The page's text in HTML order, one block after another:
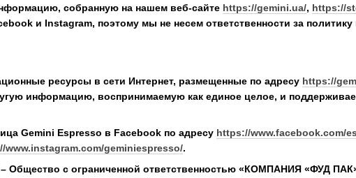
собранную на нашем веб-сайте https://gemini.ua/, https://
и Instagram, поэтому мы не несем ответственности за
ресурсы в сети Интернет, размещенные по адресу https://
информацию, воспринимаемую как единое целое, и
Gemini Espresso в Facebook по адресу https://www.facebook.com/
www.instagram.com/geminiespresso/.
Общество с ограниченной ответственностью «КОМПАНИЯ «ФУД